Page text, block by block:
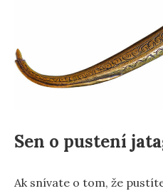
Sen o pustení
Ak snívate o tom, že